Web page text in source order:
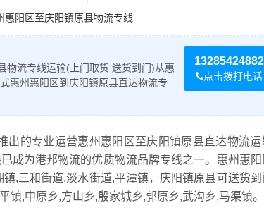
惠阳区至庆阳镇原县物流专线
13285424882
点击拨打电话
物流专线运输(上门取货 送货到门)从惠
惠州惠阳区到庆阳镇原县直达物流专
出的专业运营惠州惠阳区至庆阳镇原县直达物流运
成为港邦物流的优质物流品牌专线之一。惠州惠
,三和街道,淡水街道,平潭镇，庆阳镇原县可送货到
,中原乡,方山乡,殷家城乡,郭原乡,武沟乡,马渠镇。